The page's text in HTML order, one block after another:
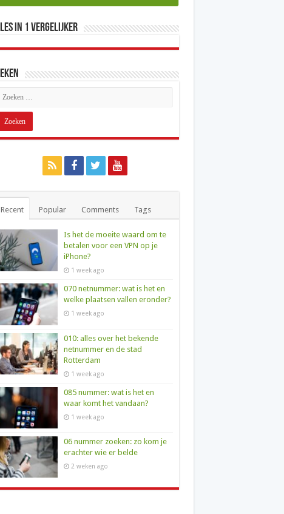
in 1 Vergelijker
Recent Popular Comments Tags
Is het de moeite waard om te
betalen voor een VPN op je
iPhone?
1 week ago
070 netnummer: wat is het en
welke plaatsen vallen eronder?
1 week ago
010: alles over het bekende
netnummer en de stad
Rotterdam
1 week ago
085 nummer: wat is het en
waar komt het vandaan?
1 week ago
06 nummer zoeken: zo kom je
erachter wie er belde
2 weken ago